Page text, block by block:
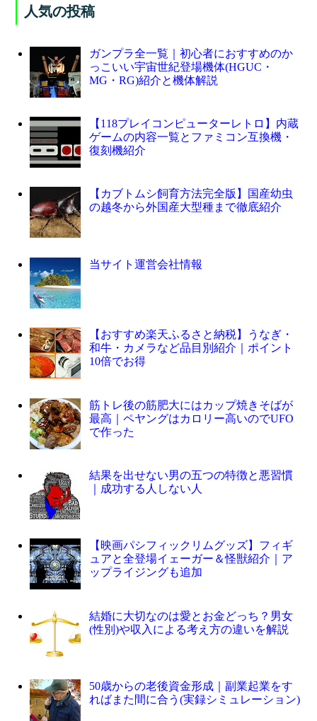
人気の投稿
ガンプラ全一覧｜初心者におすすめのか
っこいい宇宙世紀登場機体(HGUC・
MG・RG)紹介と機体解説
【118プレイコンピューターレトロ】内蔵
ゲームの内容一覧とファミコン互換機・
復刻機紹介
【カブトムシ飼育方法完全版】国産幼虫
の越冬から外国産大型種まで徹底紹介
当サイト運営会社情報
【おすすめ楽天ふるさと納税】うなぎ・
和牛・カメラなど品目別紹介｜ポイント
10倍でお得
筋トレ後の筋肥大にはカップ焼きそばが
最高｜ペヤングはカロリー高いのでUFO
で作った
結果を出せない男の五つの特徴と悪習慣
｜成功する人しない人
【映画パシフィックリムグッズ】フィギ
ュアと全登場イェーガー＆怪獣紹介｜ア
ップライジングも追加
結婚に大切なのは愛とお金どっち？男女
(性別)や収入による考え方の違いを解説
50歳からの老後資金形成｜副業起業をす
ればまた間に合う(実録シミュレーション)